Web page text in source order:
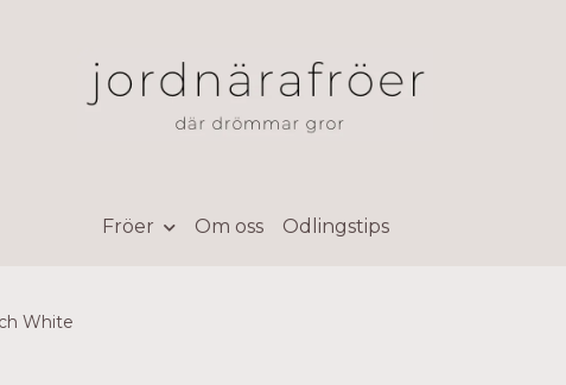
Fröer Om oss Odlingstips
White